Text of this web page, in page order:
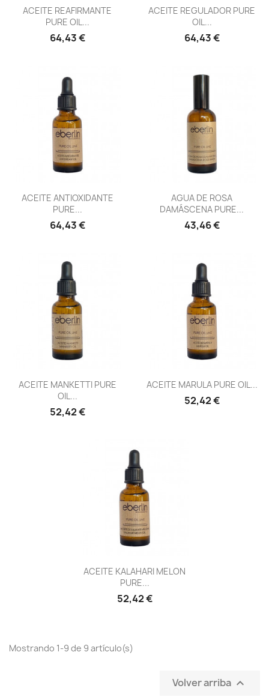
Vista rápida
ACEITE REAFIRMANTE
PURE OIL...
64,43 €
 Vista rápida
ACEITE REGULADOR PURE
OIL...
64,43 €
Vista rápida
ACEITE ANTIOXIDANTE
PURE...
64,43 €
Vista rápida
AGUA DE ROSA
DAMÁSCENA PURE...
43,46 €
Vista rápida
ACEITE MANKETTI PURE
OIL...
52,42 €
Vista rápida
ACEITE MARULA PURE OIL...
52,42 €
 Vista rápida
ACEITE KALAHARI MELON
PURE...
52,42 €
Mostrando 1-9 de 9 artículo(s)
Volver arriba 